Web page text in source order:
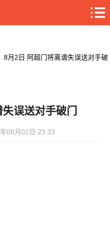
8月2日 阿超门将离谱失误送对手破
误送对手破门
08月02日 23:33